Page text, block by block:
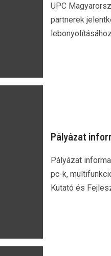
UPC
partnerek
Pályázat
Pályázat
pc-k,
Kutató és